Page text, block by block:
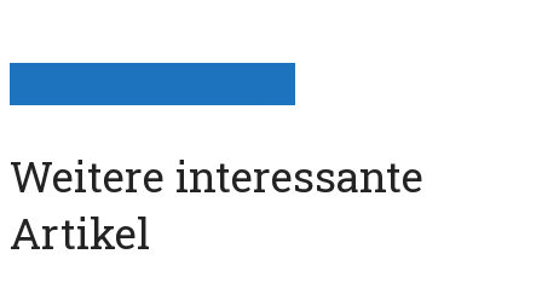
Weitere interessante
Artikel